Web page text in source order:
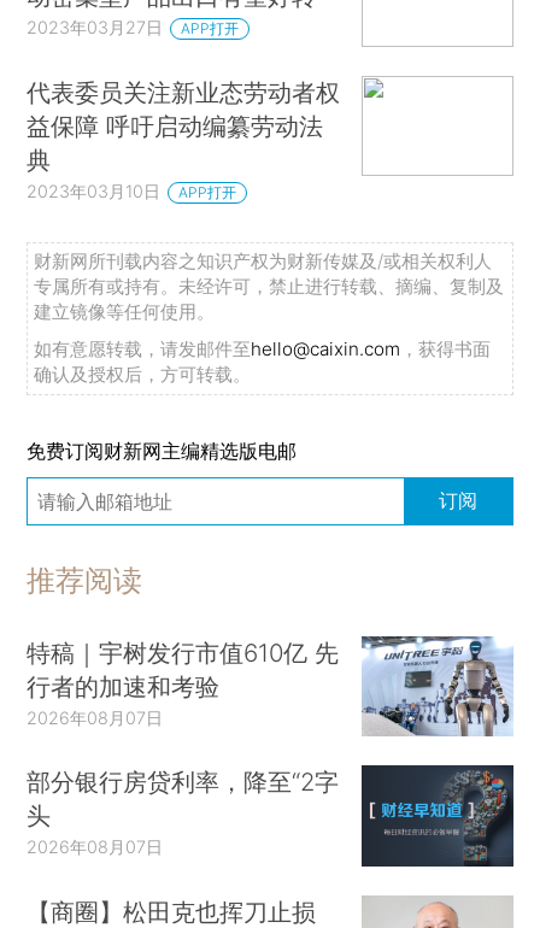
2023年03月27日 APP打开
代表委员关注新业态劳动者权
益保障 呼吁启动编纂劳动法
典
2023年03月10日 APP打开
财新网所刊载内容之知识产权为财新传媒及/或相关权利人
专属所有或持有。未经许可，禁止进行转载、摘编、复制及
建立镜像等任何使用。
如有意愿转载，请发邮件至hello@caixin.com ，获得书面
确认及授权后，方可转载。
免费订阅财新网主编精选版电邮
订阅
推荐阅读
特稿｜宇树发行市值610亿 先
行者的加速和考验
2026年08月07日
部分银行房贷利率，降至“2字
头
2026年08月07日
【商圈】松田克也挥刀止损